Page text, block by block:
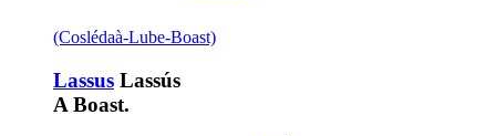
(Coslédaà-Lube-Boast)
Lassus Lassús
A Boast.